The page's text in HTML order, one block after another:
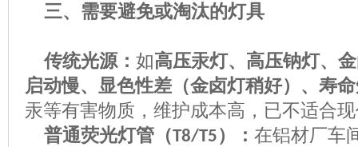
三、需要避免或淘汰的灯具
传统光源： 如高压汞灯、高压钠灯、
启动慢、显色性差（金卤灯稍好）、寿
汞等有害物质，维护成本高，已不适合
普通荧光灯管（T8/T5）： 在铝材厂车